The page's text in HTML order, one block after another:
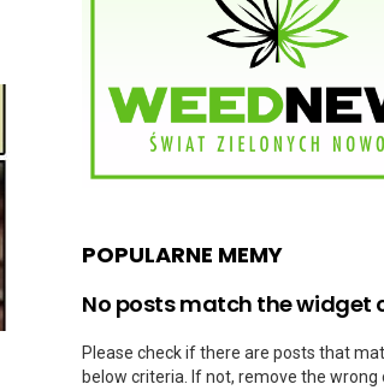
POPULARNE MEMY
No posts match the widget
Please check if there are posts that
below criteria. If not, remove the wrong